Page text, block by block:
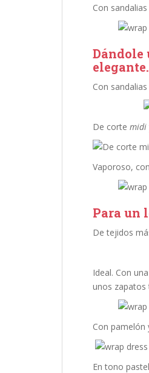
Con
Dándole
elegante.
Con
De corte midi
Vaporoso,
Para un
De tejidos
Ideal. Con
unos zapatos
Con
En tono